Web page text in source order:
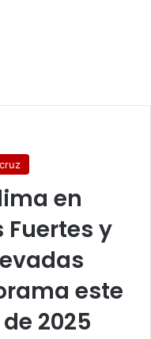
en
Fuertes y
este
2025